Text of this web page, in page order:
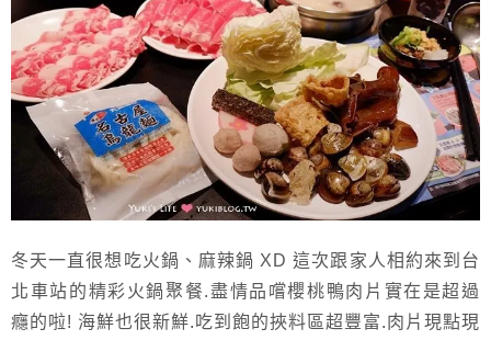
冬天一直很想吃火鍋、麻辣鍋 XD 這次跟家人相約來到台
北車站的精彩火鍋聚餐.盡情品嚐櫻桃鴨肉片實在是超過
癮的啦! 海鮮也很新鮮.吃到飽的挾料區超豐富.肉片現點現